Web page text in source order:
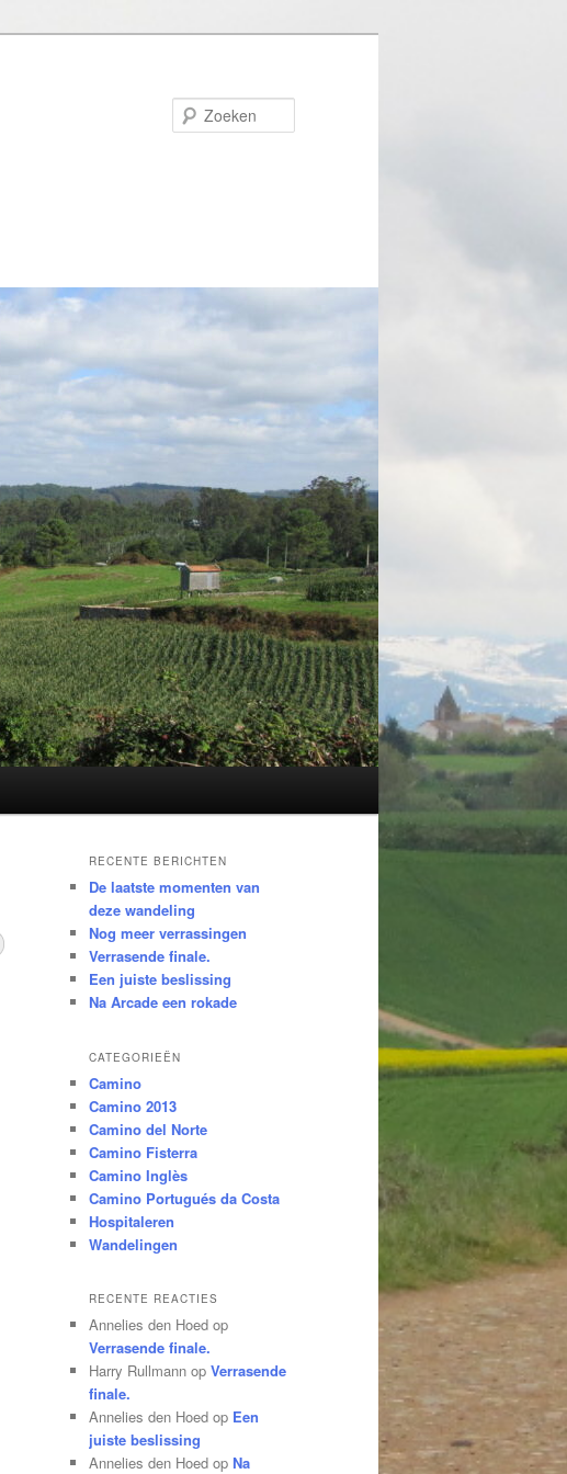
RECENTE BERICHTEN
De laatste momenten van
deze wandeling
Nog meer verrassingen
Verrasende finale.
Een juiste beslissing
Na Arcade een rokade
CATEGORIEËN
Camino
Camino 2013
Camino del Norte
Camino Fisterra
Camino Inglès
Camino Portugués da Costa
Hospitaleren
Wandelingen
RECENTE REACTIES
Annelies den Hoed op
Verrasende finale.
Harry Rullmann op Verrasende
finale.
Annelies den Hoed op Een
juiste beslissing
Annelies den Hoed op Na